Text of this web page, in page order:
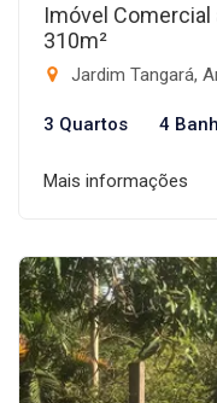
Imóvel Comercial
310m²
Jardim Tangará,
3 Quartos 4
Mais informações